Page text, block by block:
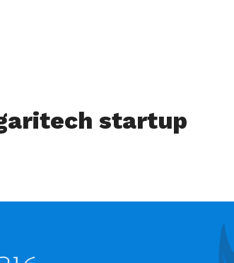
startup